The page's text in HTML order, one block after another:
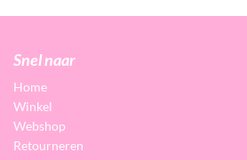
Snel naar
Home
Winkel
Webshop
Retourneren